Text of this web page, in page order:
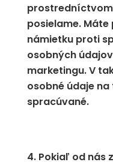
posielame.
námietku proti
osobných
marketingu. V
osobné údaje
spracúvané.
Pokiaľ od nás